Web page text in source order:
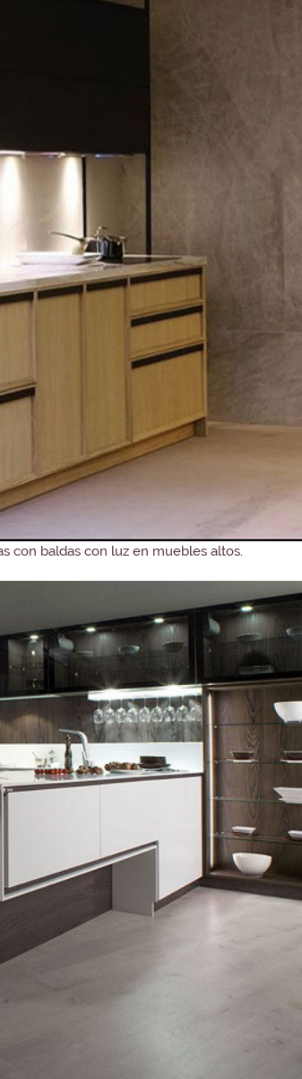
con baldas con luz en muebles altos.